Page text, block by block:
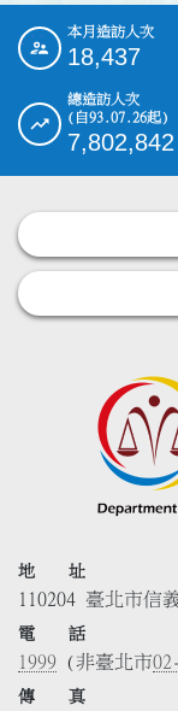
::: 本月造訪人次
18,437
總造訪人次
(自93.07.26起)
7,802,842
地 址
110204 臺北市信
電 話
1999 (非臺北市
傳 真